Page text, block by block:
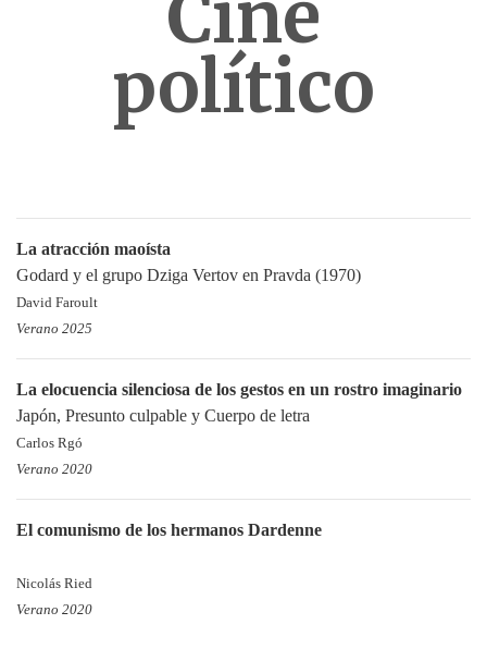
Cine
político
La atracción maoísta
Godard y el grupo Dziga Vertov en Pravda (1970)
David Faroult
Verano 2025
La elocuencia silenciosa de los gestos en un rostro imaginario
Japón, Presunto culpable y Cuerpo de letra
Carlos Rgó
Verano 2020
El comunismo de los hermanos Dardenne
Nicolás Ried
Verano 2020